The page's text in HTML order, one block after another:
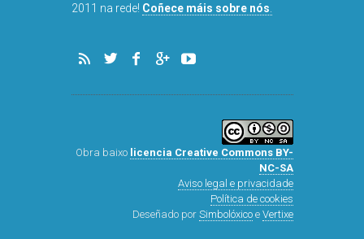
2011 na rede! Coñece máis sobre nós
Obra baixo licencia Creative Commons BY-
NC-SA
Aviso legal e privacidade
Política de cookies
Deseñado por Simbolóxicoe Vertixe